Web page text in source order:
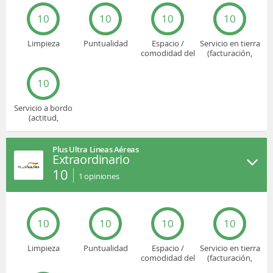
10
Limpieza
10
Puntualidad
10
Espacio /
comodidad del
10
Servicio en tierra
(facturación,
10
Servicio a bordo
(actitud,
Plus Ultra Lineas Aéreas
Extraordinario
10 1 opiniones
10
Limpieza
10
Puntualidad
10
Espacio /
comodidad del
10
Servicio en tierra
(facturación,